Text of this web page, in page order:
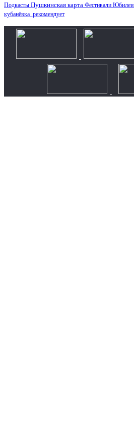
Подкасты Пушкинская карта Фестивали Юбилеи
кубанёвка_рекомендует